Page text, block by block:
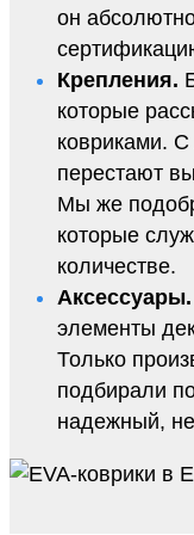
он
Крепления.
которые
ковриками.
перестают
Мы же
которые
количестве.
Аксессуары.
элементы
Только
подбирали
надежный,